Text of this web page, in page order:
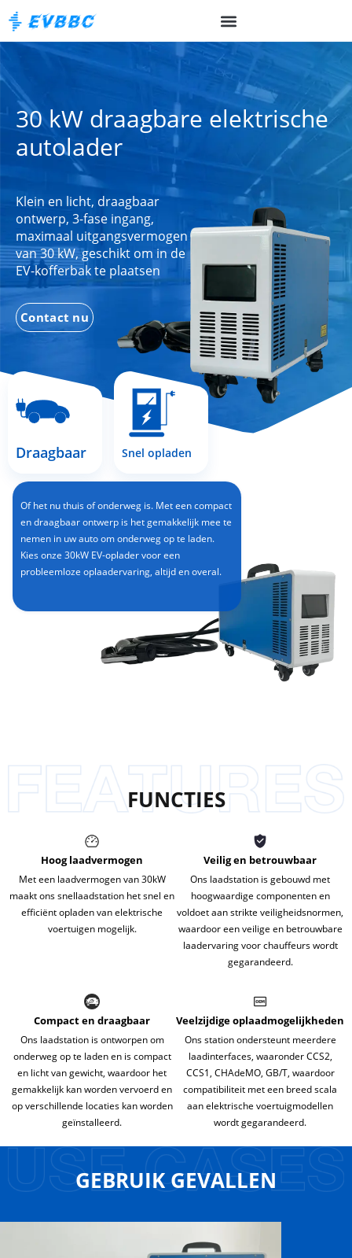
30 kW draagbare elektrische
autolader
Klein en licht, draagbaar
ontwerp, 3-fase ingang,
maximaal uitgangsvermogen
van 30 kW, geschikt om in de
EV-kofferbak te plaatsen
Contact nu
Draagbaar Snel opladen
Of het nu thuis of onderweg is. Met een compact
en draagbaar ontwerp is het gemakkelijk mee te
nemen in uw auto om onderweg op te laden.
Kies onze 30kW EV-oplader voor een
probleemloze oplaadervaring, altijd en overal.
FUNCTIES
Hoog laadvermogen
Met een laadvermogen van 30kW
maakt ons snellaadstation het snel en
efficiënt opladen van elektrische
voertuigen mogelijk.
Veilig en betrouwbaar
Ons laadstation is gebouwd met
hoogwaardige componenten en
voldoet aan strikte veiligheidsnormen,
waardoor een veilige en betrouwbare
laadervaring voor chauffeurs wordt
gegarandeerd.
Compact en draagbaar
Ons laadstation is ontworpen om
onderweg op te laden en is compact
en licht van gewicht, waardoor het
gemakkelijk kan worden vervoerd en
op verschillende locaties kan worden
geïnstalleerd.
Veelzijdige oplaadmogelijkheden
Ons station ondersteunt meerdere
laadinterfaces, waaronder CCS2,
CCS1, CHAdeMO, GB/T, waardoor
compatibiliteit met een breed scala
aan elektrische voertuigmodellen
wordt gegarandeerd.
GEBRUIK GEVALLEN